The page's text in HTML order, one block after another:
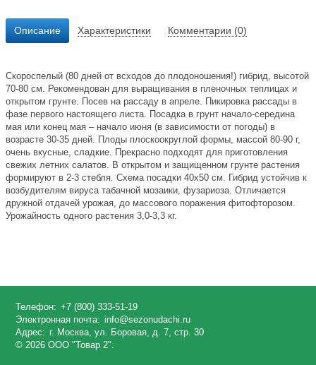
Описание Характеристики Комментарии (0)
Скороспелый (80 дней от всходов до плодоношения!) гибрид, высотой
70-80 см. Рекомендован для выращивания в пленочных теплицах и
открытом грунте. Посев на рассаду в апреле. Пикировка рассады в
фазе первого настоящего листа. Посадка в грунт начало-середина
мая или конец мая – начало июня (в зависимости от погоды) в
возрасте 30-35 дней. Плоды плоскоокруглой формы, массой 80-90 г,
очень вкусные, сладкие. Прекрасно подходят для приготовления
свежих летних салатов. В открытом и защищенном грунте растения
формируют в 2-3 стебля. Схема посадки 40х50 см. Гибрид устойчив к
возбудителям вируса табачной мозаики, фузариоза. Отличается
дружной отдачей урожая, до массового поражения фитофторозом.
Урожайность одного растения 3,0-3,3 кг.
Телефон: +7 (800) 333-51-19
Электронная почта: info@sezonudachi.ru
Адрес: г. Москва, ул. Боровая, д. 7, стр. 30
© 2026 ООО "Товар 2".